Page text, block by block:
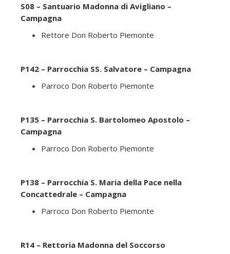
S08 – Santuario Madonna di Avigliano –
Campagna
Rettore Don Roberto Piemonte
P142 – Parrocchia SS. Salvatore – Campagna
Parroco Don Roberto Piemonte
P135 – Parrocchia S. Bartolomeo Apostolo –
Campagna
Parroco Don Roberto Piemonte
P138 – Parrocchia S. Maria della Pace nella
Concattedrale – Campagna
Parroco Don Roberto Piemonte
R14 – Rettoria Madonna del Soccorso